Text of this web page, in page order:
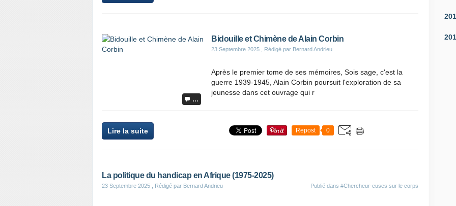
…
Bidouille et Chimène de Alain Corbin
23 Septembre 2025 , Rédigé par Bernard Andrieu
Après le premier tome de ses mémoires, Sois sage, c'est la
guerre 1939-1945, Alain Corbin poursuit l'exploration de sa
jeunesse dans cet ouvrage qui r
Lire la suite Repost 0
La politique du handicap en Afrique (1975-2025)
23 Septembre 2025 , Rédigé par Bernard Andrieu Publié dans #Chercheur-euses sur le corps